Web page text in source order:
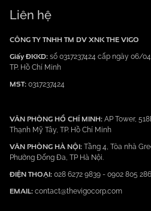
Liên hệ
CÔNG TY TNHH TM DV XNK THE VIGO
Giấy ĐKKD: số 0317237424 cấp ngày 06/
TP. Hồ Chí Minh
MST: 0317237424
VĂN PHÒNG HỒ CHÍ MINH: AP Tower,
Thạnh Mỹ Tây, TP. Hồ Chí Minh
VĂN PHÒNG HÀ NỘI: Tầng 4, Tòa nhà
Phường Đống Đa, TP Hà Nội.
ĐIỆN THOẠI: 028 6272 9839 - 0902 805 286
EMAIL: contact@thevigocorp.com